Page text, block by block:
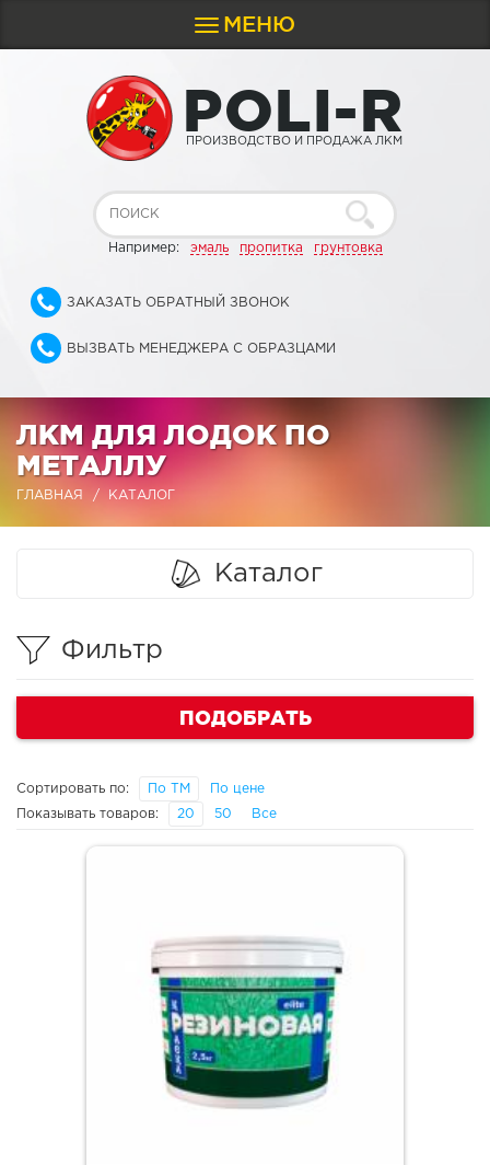
Toggle
navigation
МЕНЮ
POLI-R
ПРОИЗВОДСТВО И ПРОДАЖА ЛКМ
Например: эмаль пропитка грунтовка
ЗАКАЗАТЬ ОБРАТНЫЙ ЗВОНОК
ВЫЗВАТЬ МЕНЕДЖЕРА С ОБРАЗЦАМИ
ЛКМ ДЛЯ ЛОДОК ПО
МЕТАЛЛУ
ГЛАВНАЯ КАТАЛОГ
Каталог
Фильтр
ПОДОБРАТЬ
Сортировать по: По ТМ По цене
Показывать товаров: 20 50 Все